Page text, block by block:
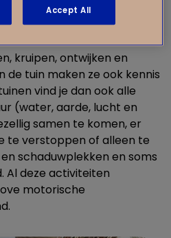
ze hun behendigheid
springen, glijden, gooien,
Ze hebben
kruipen, ontwijken en
de tuin maken ze ook kennis
vind je dan ook alle
(water, aarde, lucht en
samen te komen, er
te verstoppen of alleen te
schaduwplekken en soms
Al deze activiteiten
motorische
Accept All